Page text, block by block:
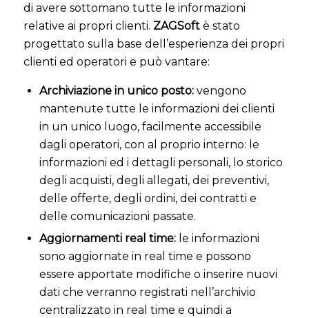
di avere sottomano tutte le informazioni
relative ai propri clienti. ZAGSoftè stato
progettato sulla base dell’esperienza dei propri
clienti ed operatori e può vantare:
Archiviazione in unico posto:vengono
mantenute tutte le informazioni dei clienti
in un unico luogo, facilmente accessibile
dagli operatori, con al proprio interno: le
informazioni ed i dettagli personali, lo storico
degli acquisti, degli allegati, dei preventivi,
delle offerte, degli ordini, dei contratti e
delle comunicazioni passate.
Aggiornamenti real time:le informazioni
sono aggiornate in real time e possono
essere apportate modifiche o inserire nuovi
dati che verranno registrati nell’archivio
centralizzato in real time e quindi a